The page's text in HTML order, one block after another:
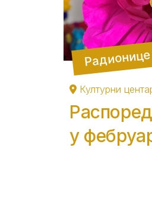
Радионице
Културни
у